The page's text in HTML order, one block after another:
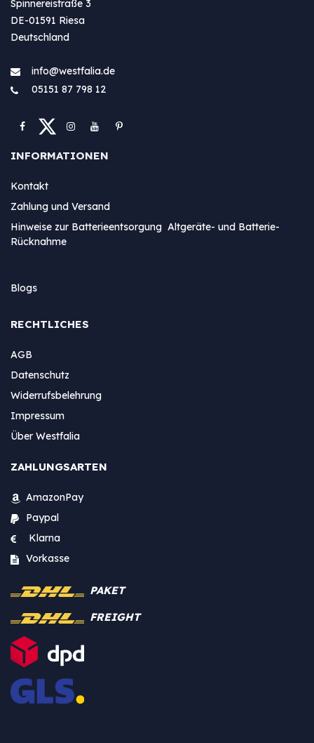
Spinnereistraße 3
DE-01591 Riesa
Deutschland
info@westfa​lia.de
05151 87 798 12
INFORMATIONEN
Kontakt
Zahlung und Versand
Hinweise zur Batterieentsorgung Altgeräte- und Batterie-
Rücknahme
Blogs
RECHTLICHES
AGB
Datenschutz
Widerrufsbelehrung
Impressum
Über Westfalia
ZAHLUNGSARTEN
AmazonPay
Paypal
Klarna
Vorkasse
PAKET
FREIGHT